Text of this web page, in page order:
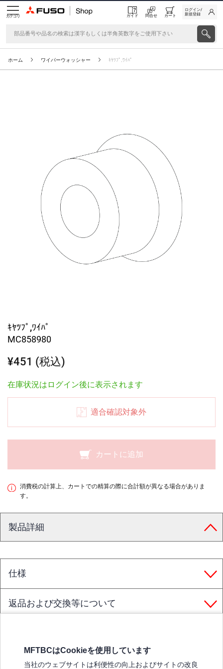
カテゴリ ガイド 問合せ カート
ログイン/
新規登録
ホーム ワイパーウォッシャー ｷﾔﾂﾌﾟ,ﾜｲﾊﾟ
ｷﾔﾂﾌﾟ,ﾜｲﾊﾟ
MC858980
¥451 (税込)
在庫状況はログイン後に表示されます
適合確認対象外
カートに追加
消費税の計算上、カートでの精算の際に合計額が異なる場合がありま
す。
製品詳細
仕様
返品および交換等について
MFTBCはCookieを使用しています
当社のウェブサイトは利便性の向上およびサイトの改良